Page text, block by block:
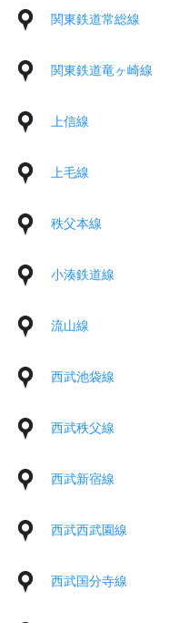
関東鉄道常総線
関東鉄道竜ヶ崎線
上信線
上毛線
秩父本線
小湊鉄道線
流山線
西武池袋線
西武秩父線
西武新宿線
西武西武園線
西武国分寺線